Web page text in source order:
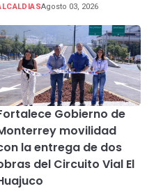
Agosto 03, 2026
Gobierno de
movilidad
la entrega de dos
del Circuito Vial El